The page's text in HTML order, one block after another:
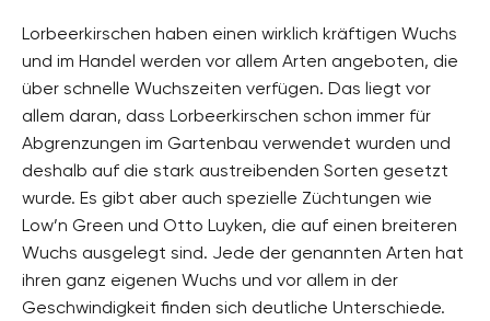
Lorbeerkirschen haben einen wirklich kräftigen Wuchs
und im Handel werden vor allem Arten angeboten, die
über schnelle Wuchszeiten verfügen. Das liegt vor
allem daran, dass Lorbeerkirschen schon immer für
Abgrenzungen im Gartenbau verwendet wurden und
deshalb auf die stark austreibenden Sorten gesetzt
wurde. Es gibt aber auch spezielle Züchtungen wie
Low’n Green und Otto Luyken, die auf einen breiteren
Wuchs ausgelegt sind. Jede der genannten Arten hat
ihren ganz eigenen Wuchs und vor allem in der
Geschwindigkeit finden sich deutliche Unterschiede.